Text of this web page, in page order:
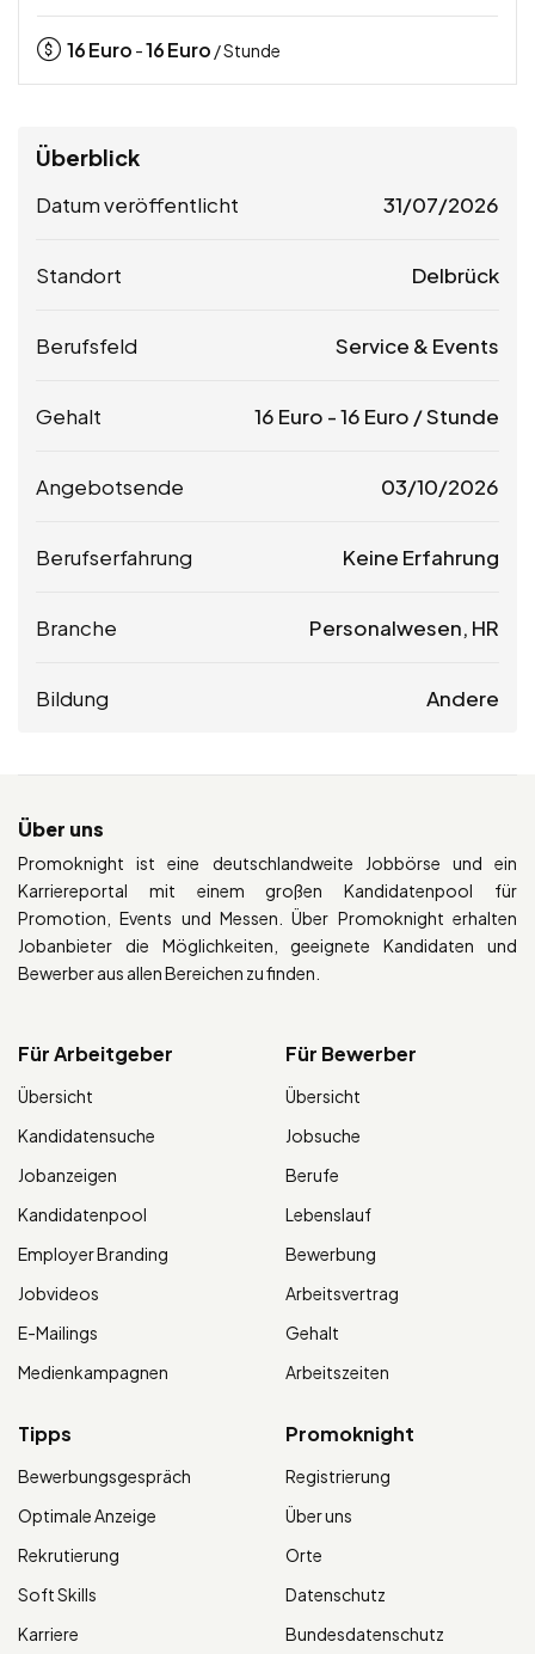
16Euro -16Euro / Stunde
Überblick
Datum veröffentlicht 31/07/2026
Standort Delbrück
Berufsfeld Service & Events
Gehalt 16 Euro -16 Euro / Stunde
Angebotsende 03/10/2026
Berufserfahrung Keine Erfahrung
Branche Personalwesen, HR
Bildung Andere
Über uns
Promoknight ist eine deutschlandweite Jobbörse und ein
Karriereportal mit einem großen Kandidatenpool für
Promotion, Events und Messen. Über Promoknight erhalten
Jobanbieter die Möglichkeiten, geeignete Kandidaten und
Bewerber aus allen Bereichen zu finden.
Für Arbeitgeber
Übersicht
Kandidatensuche
Jobanzeigen
Kandidatenpool
Employer Branding
Jobvideos
E-Mailings
Medienkampagnen
Für Bewerber
Übersicht
Jobsuche
Berufe
Lebenslauf
Bewerbung
Arbeitsvertrag
Gehalt
Arbeitszeiten
Tipps
Bewerbungsgespräch
Optimale Anzeige
Rekrutierung
Soft Skills
Karriere
Promoknight
Registrierung
Über uns
Orte
Datenschutz
Bundesdatenschutz